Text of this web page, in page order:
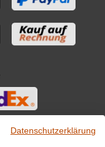
Datenschutzerklärung